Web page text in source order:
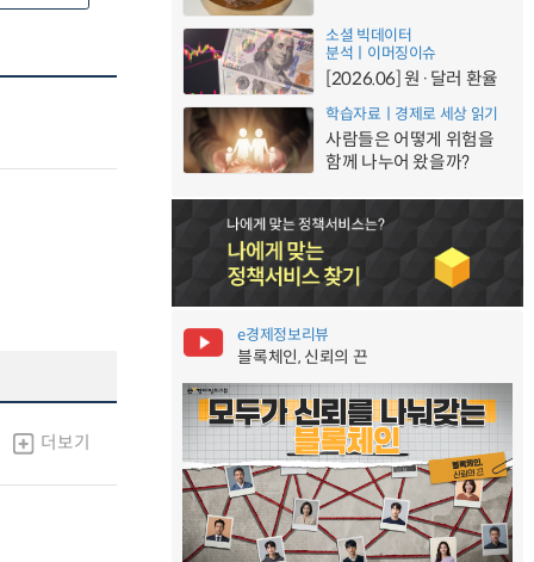
더보기
소셜 빅데이터
분석ㅣ이머징이슈
[2026.06] 원·달러 환율
학습자료ㅣ경제로 세상 읽기
사람들은 어떻게 위험을
함께 나누어 왔을까?
e경제정보리뷰
블록체인, 신뢰의 끈